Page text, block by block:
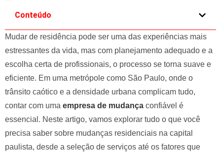
l
e
t
b
l
a
n
k
Conteúdo
Mudar de residência pode ser uma das experiências mais
estressantes da vida, mas com planejamento adequado e a
escolha certa de profissionais, o processo se torna suave e
eficiente. Em uma metrópole como São Paulo, onde o
trânsito caótico e a densidade urbana complicam tudo,
contar com uma empresa de mudança confiável é
essencial. Neste artigo, vamos explorar tudo o que você
precisa saber sobre mudanças residenciais na capital
paulista, desde a seleção de serviços até os fatores que